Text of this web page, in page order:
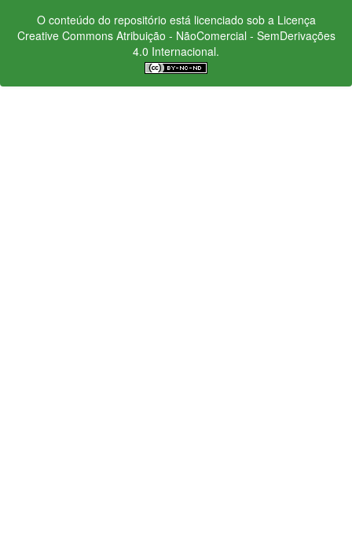
O conteúdo do repositório está licenciado sob a Licença
Creative CommonsAtribuição - NãoComercial - SemDerivações
4.0 Internacional.